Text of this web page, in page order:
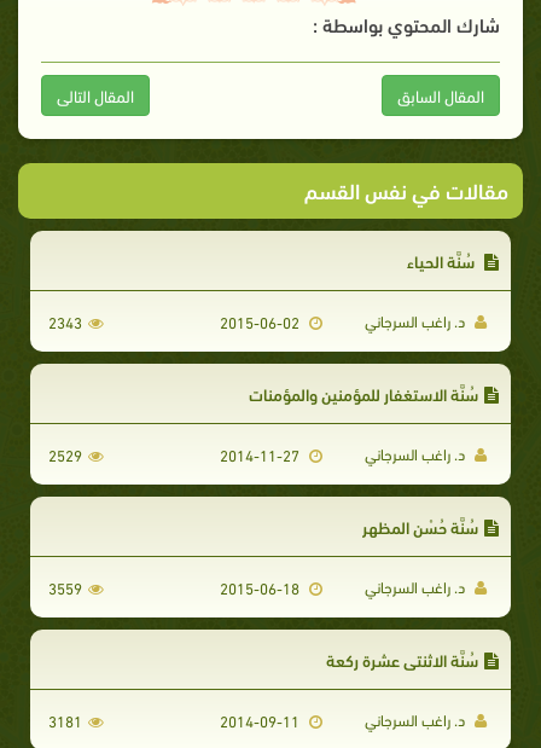
شارك المحتوي بواسطة :
المقال السابق المقال التالى
مقالات في نفس القسم
سُنَّة الحياء
د. راغب السرجاني 2343
سُنَّة الاستغفار للمؤمنين والمؤمنات
د. راغب السرجاني 2529
سُنَّة حُسْن المظهر
د. راغب السرجاني 2015-06-18
3559
سُنَّة الاثنتي عشرة ركعة
د. راغب السرجاني 3181